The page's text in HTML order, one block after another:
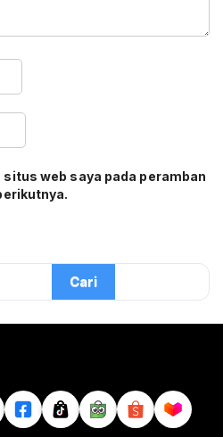
web saya pada peramban